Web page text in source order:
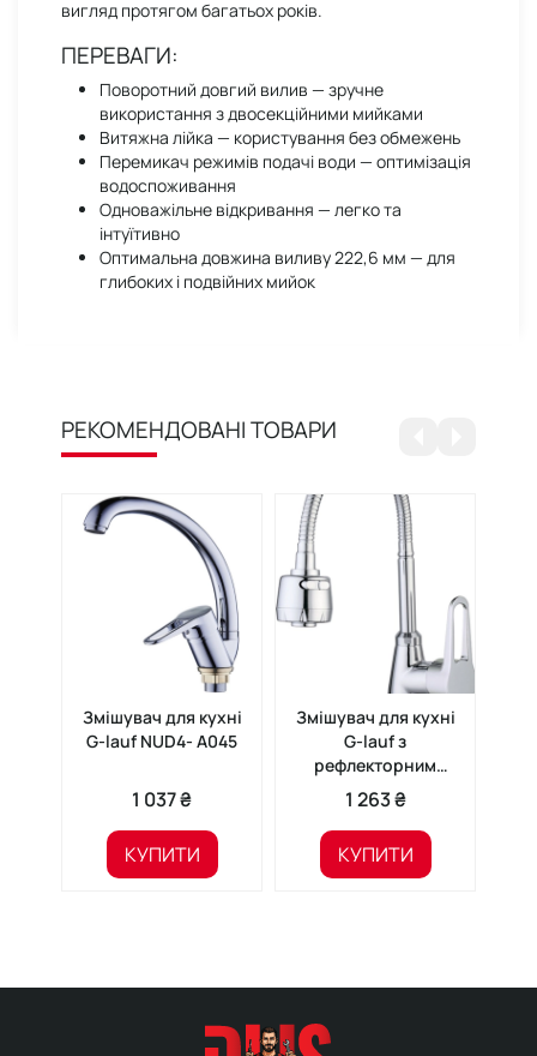
вигляд протягом багатьох років.
ПЕРЕВАГИ:
Поворотний довгий вилив — зручне
використання з двосекційними мийками
Витяжна лійка — користування без обмежень
Перемикач режимів подачі води — оптимізація
водоспоживання
Одноважільне відкривання — легко та
інтуїтивно
Оптимальна довжина виливу 222,6 мм — для
глибоких і подвійних мийок
РЕКОМЕНДОВАНІ ТОВАРИ
Змішувач для кухні
G-lauf NUD4- A045
1 037 ₴
КУПИТИ
Змішувач для кухні
G-lauf з
рефлекторним
виливом ZOP4- E045
1 263 ₴
КУПИТИ